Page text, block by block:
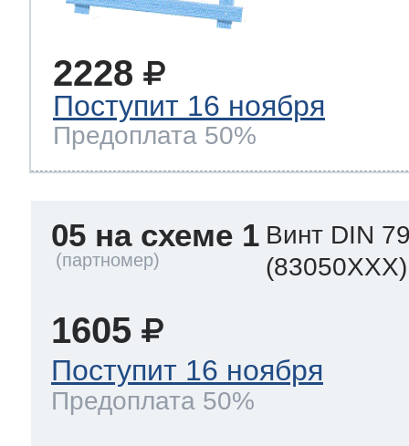
2228
Поступит 16 ноября
Предоплата 50%
05 на схеме 1 Винт DIN
(83050XXX)
1605
Поступит 16 ноября
Предоплата 50%